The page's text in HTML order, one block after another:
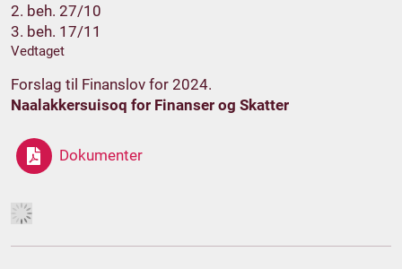
2. beh. 27/10
3. beh. 17/11
Vedtaget
Forslag til Finanslov for 2024.
Naalakkersuisoq for Finanser og Skatter
Dokumenter